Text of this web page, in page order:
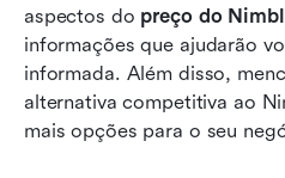
aspectos do preço do
informações que ajudarão
informada. Além disso,
alternativa competitiva ao
mais opções para o seu
Por que o Lark é uma
econômica ao Nimble
Tendências futuras para
Conclusão